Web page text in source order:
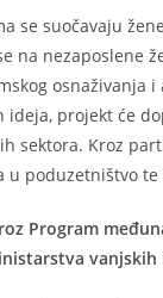
se suočavaju
na nezaposlene
ideja, projekt će
sektora. Kroz
poduzetništvo
Program